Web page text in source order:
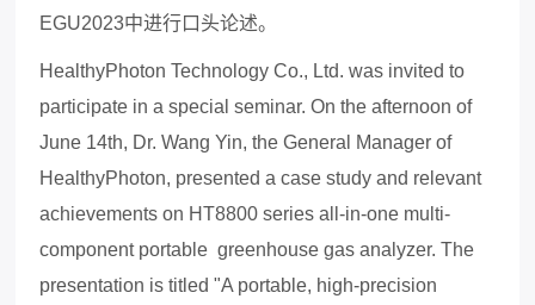
EGU2023中进行口头论述。
HealthyPhoton Technology Co., Ltd. was invited to
participate in a special seminar. On the afternoon of
June 14th, Dr. Wang Yin, the General Manager of
HealthyPhoton, presented a case study and relevant
achievements on HT8800 series all-in-one multi-
component portable greenhouse gas analyzer. The
presentation is titled "A portable, high-precision